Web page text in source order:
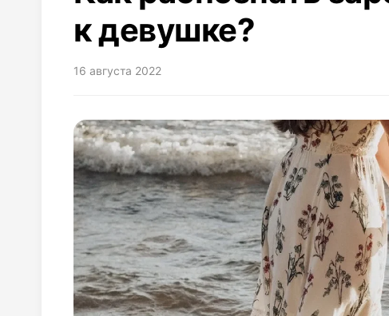
к девушке?
16 августа 2022